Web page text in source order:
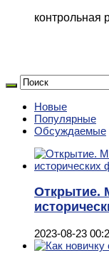
контрольная
Новые
Популярные
Обсуждаемые
Открытие.
2023-08-23